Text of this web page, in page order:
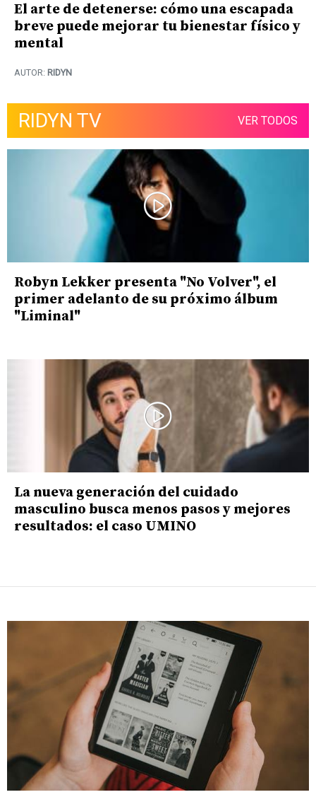
El arte de detenerse: cómo una escapada
breve puede mejorar tu bienestar físico y
mental
AUTOR: RIDYN
RIDYN TV VER TODOS
Robyn Lekker presenta "No Volver", el
primer adelanto de su próximo álbum
"Liminal"
La nueva generación del cuidado
masculino busca menos pasos y mejores
resultados: el caso UMINO